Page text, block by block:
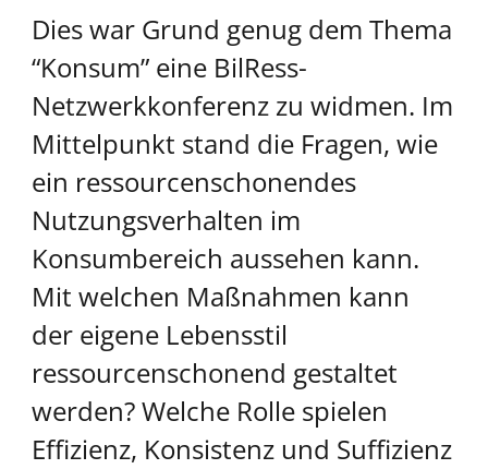
Dies war Grund genug dem Thema
“Konsum” eine BilRess-
Netzwerkkonferenz zu widmen. Im
Mittelpunkt stand die Fragen, wie
ein ressourcenschonendes
Nutzungsverhalten im
Konsumbereich aussehen kann.
Mit welchen Maßnahmen kann
der eigene Lebensstil
ressourcenschonend gestaltet
werden? Welche Rolle spielen
Effizienz, Konsistenz und Suffizienz